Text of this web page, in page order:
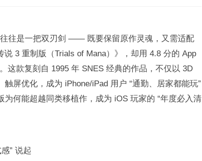
往往是一把双刃剑 —— 既要保留原作灵魂，又需适配
3 重制版（Trials of Mana）》，却用 4.8 分的 App
这款复刻自 1995 年 SNES 经典的作品，不仅以 3D
屏优化，成为 iPhone/iPad 用户 “通勤、居家都能玩”
何能超越同类移植作，成为 iOS 玩家的 “年度必入清
” 说起​